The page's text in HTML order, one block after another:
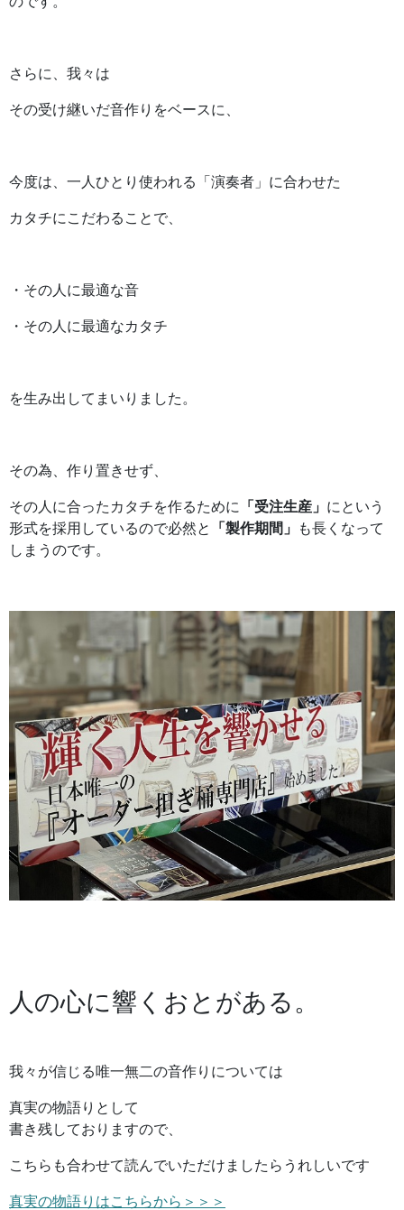
さらに、我々は
その受け継いだ音作りをベースに、
今度は、一人ひとり使われる「演奏者」に合わせた
カタチにこだわることで、
・その人に最適な音
・その人に最適なカタチ
を生み出してまいりました。
その為、作り置きせず、
その人に合ったカタチを作るために 「受注生産」 にという
形式を採用しているので必然と 「製作期間」 も長くなって
しまうのです。
人の心に響くおとがある。
我々が信じる唯一無二の音作りについては
真実の物語りとして
書き残しておりますので、
こちらも合わせて読んでいただけましたらうれしいです
真実の物語りはこちらから＞＞＞